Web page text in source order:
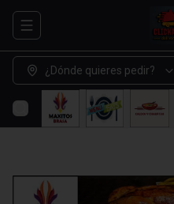
Abrir menu de navegación
¿Dónde quieres pedir?